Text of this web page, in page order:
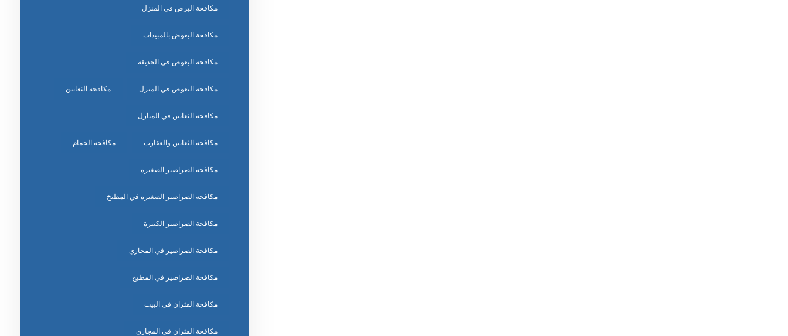
مكافحة البرص في المنزل
مكافحة البعوض بالمبيدات
مكافحة البعوض في الحديقة
مكافحة البعوض في المنزل مكافحة الثعابين
مكافحة الثعابين في المنازل
مكافحة الثعابين والعقارب مكافحة الحمام
مكافحة الصراصير الصغيرة
مكافحة الصراصير الصغيرة في المطبخ
مكافحة الصراصير الكبيرة
مكافحة الصراصير في المجاري
مكافحة الصراصير في المطبخ
مكافحة الفئران فى البيت
مكافحة الفئران في المجاري